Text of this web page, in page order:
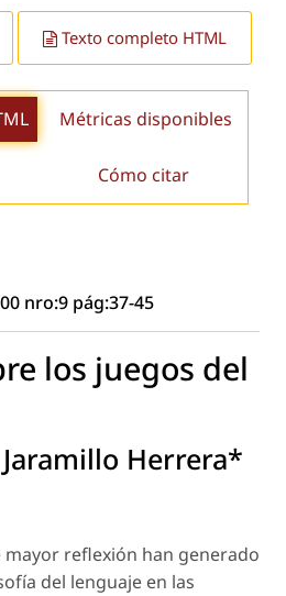
Texto completo HTML
Métricas disponibles
Cómo citar
nro:9 pág:37-45
los juegos del
Herrera*
mayor reflexión han generado
del lenguaje en las